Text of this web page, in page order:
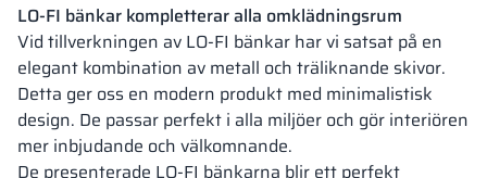
LO-FI bänkar kompletterar alla omklädningsrum
Vid tillverkningen av LO-FI bänkar har vi satsat på en
elegant kombination av metall och träliknande skivor.
Detta ger oss en modern produkt med minimalistisk
design. De passar perfekt i alla miljöer och gör interiören
mer inbjudande och välkomnande.
De presenterade LO-FI bänkarna blir ett perfekt